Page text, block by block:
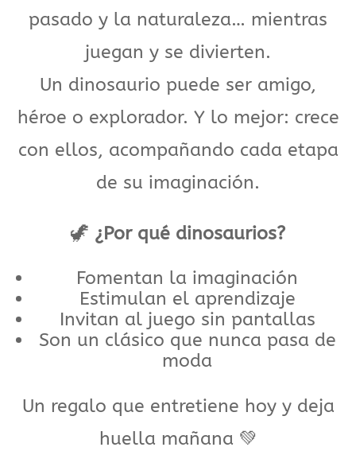
pasado y la naturaleza… mientras
juegan y se divierten.
Un dinosaurio puede ser amigo,
héroe o explorador. Y lo mejor: crece
con ellos, acompañando cada etapa
de su imaginación.
🦖 ¿Por qué dinosaurios?
Fomentan la imaginación
Estimulan el aprendizaje
Invitan al juego sin pantallas
Son un clásico que nunca pasa de
moda
Un regalo que entretiene hoy y deja
huella mañana 💚